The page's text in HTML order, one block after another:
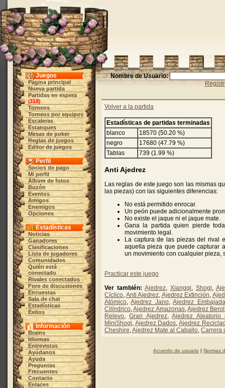
Juegos
Página principal
Nueva partida
Partidas en espera
(318)
Torneos
Torneos por equipos
Escaleras
Estanques
Mesas de poker
Reglas de juegos
Editor de juegos
Perfil
Socios de pago
Mi perfil
Álbum de fotos
Buzón
Eventos
Amigos
Enemigos
Opciones
Estadísticas
Noticias
Ganadores
Clasificaciones
Lista de jugadores
Comunidades
Quién está
conectado
Rivales conectados
Foro de discusiones
Encuestas
Sala de chat
Estadísticas
Éxitos
Información
Brains
Idiomas
Entrevistas
Ayúdanos
Ayuda
Preguntas
Frecuentes
Contacto
Enlaces
Nombre de Usuario:
Volver a la partida
Estadísticas de partidas terminadas
blanco
18570 (50.20 %)
negro
17680 (47.79 %)
Tablas
739 (1.99 %)
Anti Ajedrez
Las reglas de este juego son las mismas
las piezas) con las siguientes diferencias:
No está permitido enrocar.
Un peón puede adicionalmente
No existe el jaque ni el jaque mate.
Gana la partida quien pierde
movimiento legal.
La captura de las piezas del rival
aquella pieza que puede capturar
un movimiento con cualquier pieza,
Practicar este juego
Ver también: Ajedrez, Xiangqi, Shogi,
Cíclico, Anti Ajedrez, Ajedrez Extinción,
Atómico,Ajedrez Jano,Ajedrez Embajada
Cilíndrico,Ajedrez Amazonas,Ajedrez
Relevo,Gran Ajedrez,Ajedrez Aleatorio
MiniShogi, Ajedrez Dados,Ajedrez
Cheshire,Ajedrez Mate al Caballo, Carrera
Acuerdo de usuario | Normas